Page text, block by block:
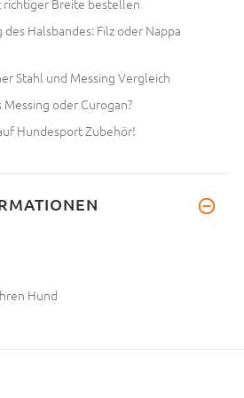
richtiger Breite bestellen
Halsbandes: Filz oder Nappa
Stahl und Messing Vergleich
oder Curogan?
Hundesport Zubehör!
Hund